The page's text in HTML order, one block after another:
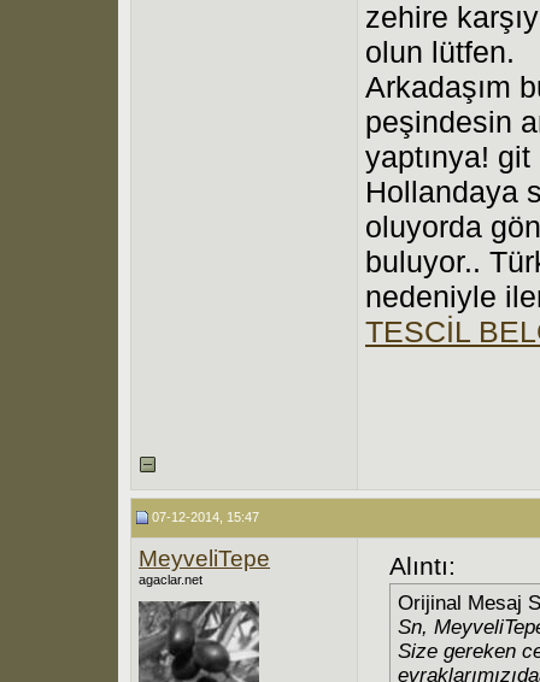
zehire
olun lütfen.
Arkadaşım
peşindesin
yaptınya! git
Hollandaya
oluyorda
buluyor..
nedeniyle
TESCİL
07-12-2014, 15:47
MeyveliTepe
agaclar.net Alıntı:
Orijinal Mesaj
Sn,
Size gereken